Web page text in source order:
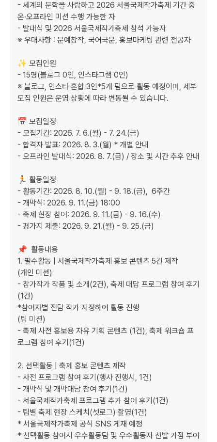
- 세계의 문학을 사랑하고 2026 서울국제작가축제 기간 중
온·오프라인 미션 수행 가능한 자
- 발대식 및 2026 서울국제작가축제 참석 가능자
※ 우대사항 : 문예창작, 국어국문, 홍보마케팅 관련 전공자
✨ 모집인원
- 15명(블로그 0인, 인스타그램 0인)
※ 블로그, 인스타 혼합 3인*5개 팀으로 활동 예정이며, 세부
모집 인원은 운영 상황에 따라 변동될 수 있습니다.
📅 모집일정
- 모집기간: 2026. 7. 6.(월) - 7. 24.(금)
- 합격자 발표: 2026. 8. 3.(월) * 개별 안내
- 오프라인 발대식: 2026. 8. 7.(금) / 장소 및 시간 추후 안내
🏃 활동일정
- 활동기간: 2026. 8. 10.(월) - 9. 18.(금),  6주간
- 개막식: 2026. 9. 11.(금) 18:00
- 축제 현장 참여: 2026. 9. 11.(금) - 9. 16.(수)
- 평가지 제출: 2026. 9. 21.(월) - 9. 25.(금)
📌  활동내용
1. 필수활동 | 서울국제작가축제 홍보 콘텐츠 5건 제작
(개인 미션)
- 참가작가 작품 및 소개(2건), 축제 대담 프로그램 참여 후기
(1건)
*참여자별 전담 작가 지정하여 활동 진행
(팀 미션)
- 축제 사전 홍보용 자유 기획 콘텐츠 (1건), 축제 워크숍 프
로그램 참여 후기(1건)
2. 선택활동 | 축제 홍보 콘텐츠 제작
- 사전 프로그램 참여 후기(행사 진행시, 1건)
- 개막식 및 개막대담 참여 후기(1건)
- 서울국제작가축제 프로그램 추가 참여 후기(1건)
- 팀별 축제 현장 스케치(셋로그) 촬영(1건)
* 서울국제작가축제 공식 SNS 게재 예정
* 선택활동 참여시 우수활동팀 및 우수활동자 선발 가점 부여